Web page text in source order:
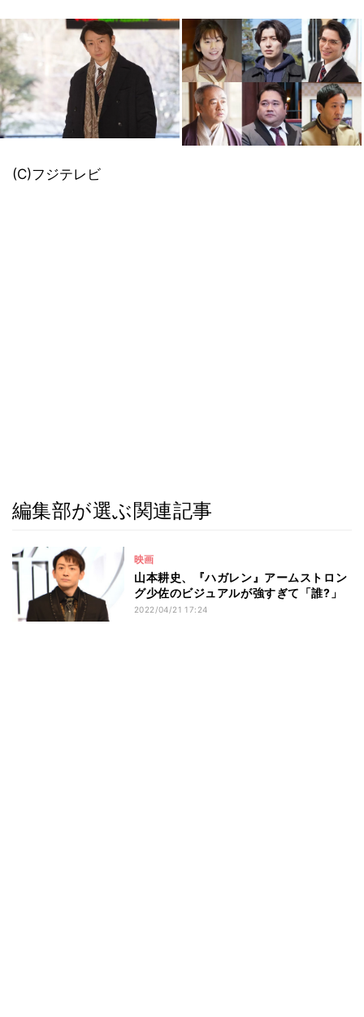
(C)フジテレビ
編集部が選ぶ関連記事
映画
山本耕史、『ハガレン』アームストロン
グ少佐のビジュアルが強すぎて「誰?」
2022/04/21 17:24